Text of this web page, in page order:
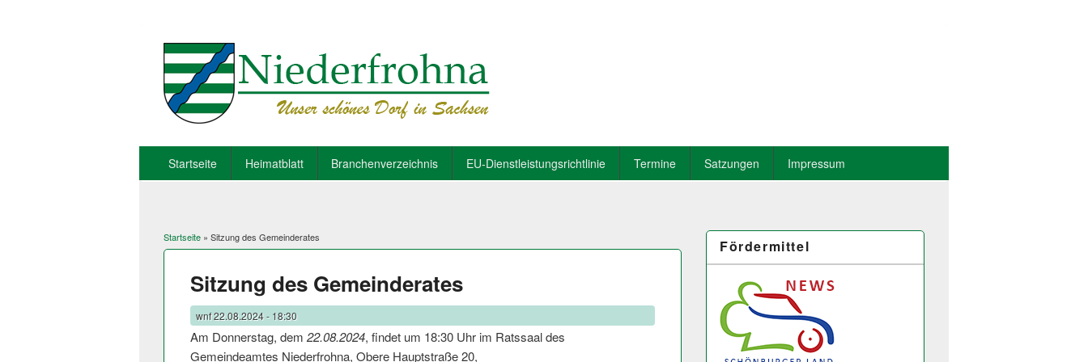
Startseite Heimatblatt Branchenverzeichnis EU-Dienstleistungsrichtlinie Termine Satzungen Impressum
Sie sind hier
Startseite » Sitzung des Gemeinderates
Sitzung des Gemeinderates
wnf22.08.2024 - 18:30
Am Donnerstag, dem 22.08.2024, findet um 18:30 Uhr im Ratssaal des
Gemeindeamtes Niederfrohna, Obere Hauptstraße 20,
Fördermittel